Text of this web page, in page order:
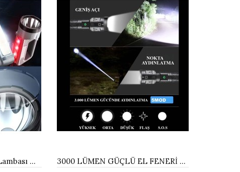
Güçlü Şarjlı Fener Masa Lambası Watton Wt-603
3000 LÜMEN GÜÇLÜ EL FENERİ WATTON WT-604